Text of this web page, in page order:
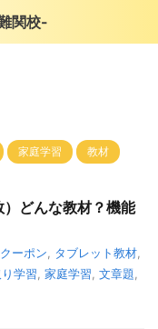
関校-
家庭学習 教材
どんな教材？機能
クーポン タブレット教材
学習 家庭学習 文章題